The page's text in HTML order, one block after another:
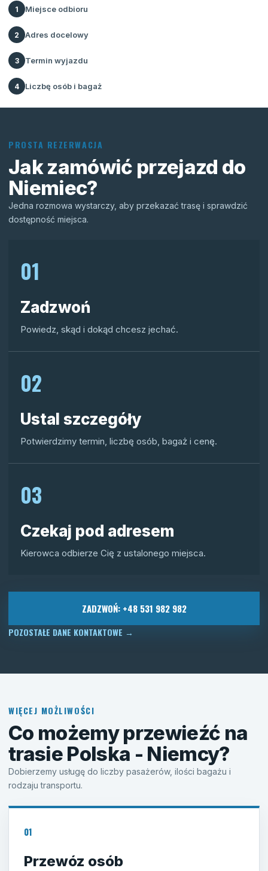
1 Miejsce odbioru
2 Adres docelowy
3 Termin wyjazdu
4 Liczbę osób i bagaż
PROSTA REZERWACJA
Jak zamówić przejazd do
Niemiec?
Jedna rozmowa wystarczy, aby przekazać trasę i sprawdzić
dostępność miejsca.
01
Zadzwoń
Powiedz, skąd i dokąd chcesz jechać.
02
Ustal szczegóły
Potwierdzimy termin, liczbę osób, bagaż i cenę.
03
Czekaj pod adresem
Kierowca odbierze Cię z ustalonego miejsca.
ZADZWOŃ: +48 531 982 982
POZOSTAŁE DANE KONTAKTOWE →
WIĘCEJ MOŻLIWOŚCI
Co możemy przewieźć na
trasie Polska - Niemcy?
Dobierzemy usługę do liczby pasażerów, ilości bagażu i
rodzaju transportu.
01
Przewóz osób